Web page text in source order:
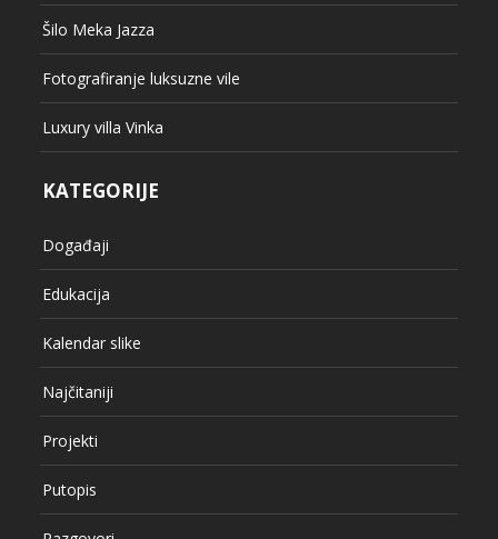
Šilo Meka Jazza
Fotografiranje luksuzne vile
Luxury villa Vinka
KATEGORIJE
Događaji
Edukacija
Kalendar slike
Najčitaniji
Projekti
Putopis